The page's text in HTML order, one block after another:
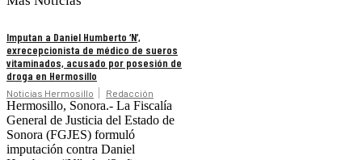
Imputan a Daniel Humberto ‘N’,
exrecepcionista de médico de sueros
vitaminados, acusado por posesión de
droga en Hermosillo
Noticias Hermosillo Redacción
Hermosillo, Sonora.- La Fiscalía
General de Justicia del Estado de
Sonora (FGJES) formuló
imputación contra Daniel